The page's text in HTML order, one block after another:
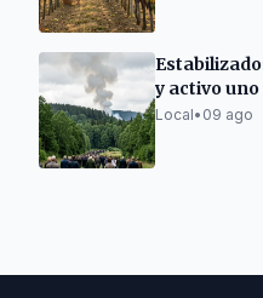
y activo
Local• 09 ago